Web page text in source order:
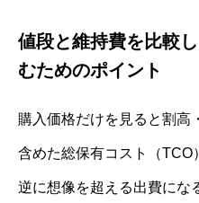
値段と維持費を比較
むためのポイント
購入価格だけを見ると割高
含めた総保有コスト（TCO
逆に想像を超える出費にな